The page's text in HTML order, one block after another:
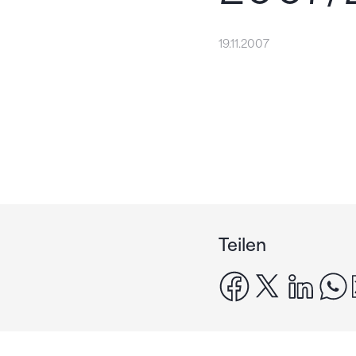
19.11.2007
Teilen
facebook
x